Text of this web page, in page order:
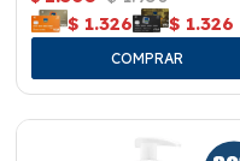
$ 1.326 $ 1.326